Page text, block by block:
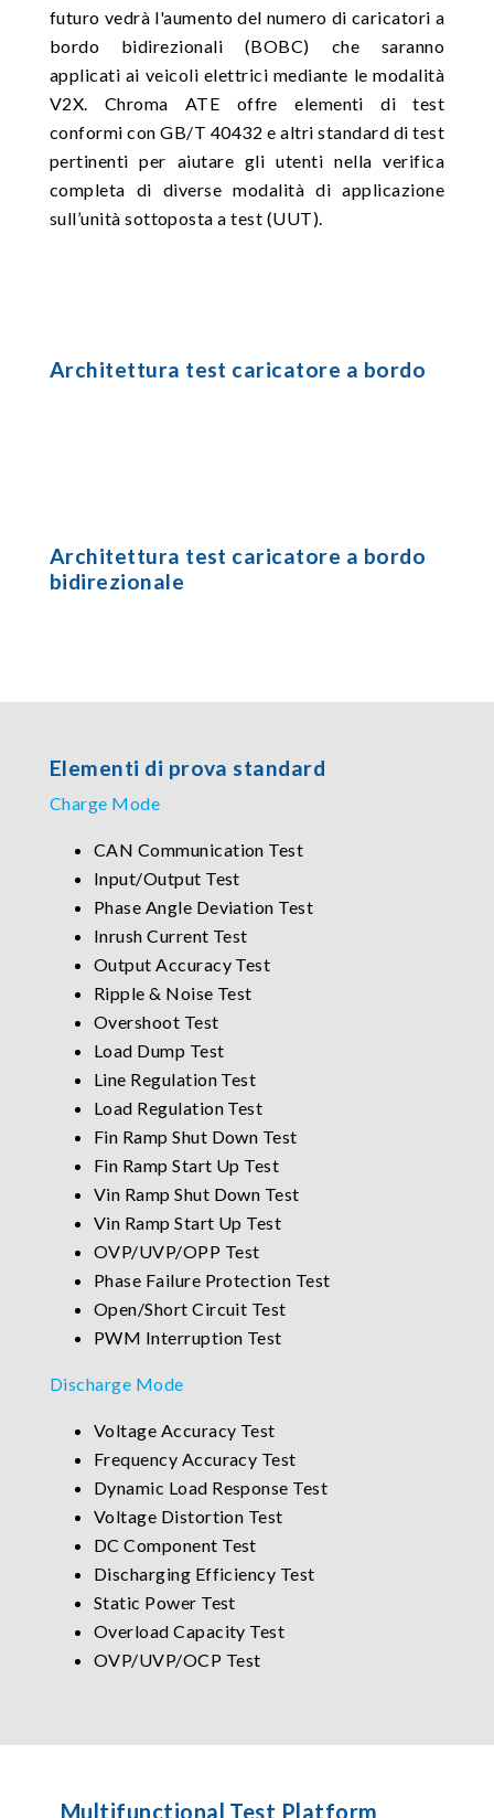
futuro vedrà l'aumento del numero di caricatori a
bordo bidirezionali (BOBC) che saranno
applicati ai veicoli elettrici mediante le modalità
V2X. Chroma ATE offre elementi di test
conformi con GB/T 40432 e altri standard di test
pertinenti per aiutare gli utenti nella verifica
completa di diverse modalità di applicazione
sull’unità sottoposta a test (UUT).
Architettura test caricatore a bordo
Architettura test caricatore a bordo
bidirezionale
Elementi di prova standard
Charge Mode
CAN Communication Test
Input/Output Test
Phase Angle Deviation Test
Inrush Current Test
Output Accuracy Test
Ripple & Noise Test
Overshoot Test
Load Dump Test
Line Regulation Test
Load Regulation Test
Fin Ramp Shut Down Test
Fin Ramp Start Up Test
Vin Ramp Shut Down Test
Vin Ramp Start Up Test
OVP/UVP/OPP Test
Phase Failure Protection Test
Open/Short Circuit Test
PWM Interruption Test
Discharge Mode
Voltage Accuracy Test
Frequency Accuracy Test
Dynamic Load Response Test
Voltage Distortion Test
DC Component Test
Discharging Efficiency Test
Static Power Test
Overload Capacity Test
OVP/UVP/OCP Test
Multifunctional Test Platform